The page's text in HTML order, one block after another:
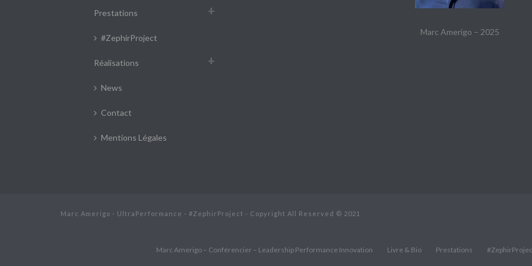
Prestations
#ZephirProject
Réalisations
News
Contact
Mentions Légales
Marc Amerigo – 2025
Marc Amerigo - UltraPerformance - #ZephirProject - Copyright All Reserved © 2021
Marc Amerigo – Conférencier – Leadership Performance Innovation Livre & Bio Prestations